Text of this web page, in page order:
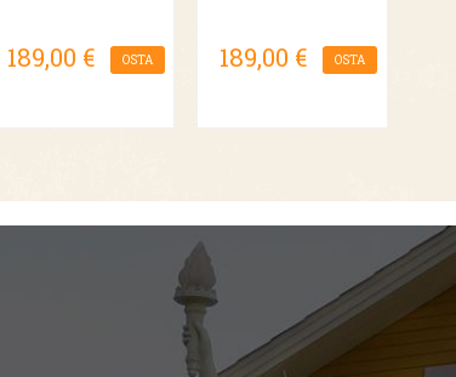
189,00 € OSTA 189,00 € OSTA